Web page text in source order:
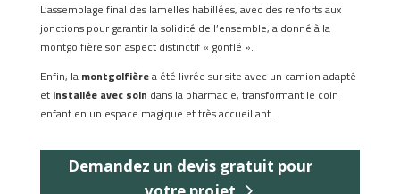
L’assemblage final des lamelles habillées, avec des renforts aux
jonctions pour garantir la solidité de l’ensemble, a donné à la
montgolfière son aspect distinctif « gonflé ».
Enfin, la montgolfièrea été livrée sur site avec un camion adapté
et installée avec soin dans la pharmacie, transformant le coin
enfant en un espace magique et très accueillant.
Demandez un devis gratuit pour